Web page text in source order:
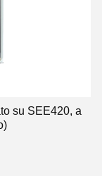
su SEE420, a